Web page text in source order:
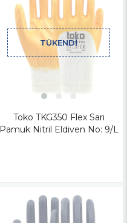
TÜKENDI
Toko TKG350 Flex Sarı
Pamuk Nitril Eldiven No: 9/L